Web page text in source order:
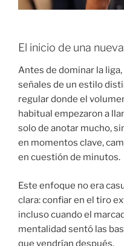
El inicio de una
Antes de dominar la
señales de un estilo
regular donde el
habitual empezaron a
solo de anotar mucho,
en momentos clave,
en cuestión de minutos.
Este enfoque no era
clara: confiar en el tiro
incluso cuando el
mentalidad sentó las
que vendrían después.